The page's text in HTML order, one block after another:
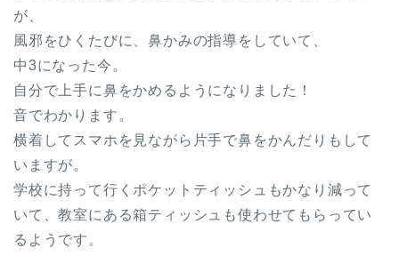
が、
風邪をひくたびに、鼻かみの指導をしていて、
中3になった今。
自分で上手に鼻をかめるようになりました！
音でわかります。
横着してスマホを見ながら片手で鼻をかんだりもして
いますが。
学校に持って行くポケットティッシュもかなり減って
いて、教室にある箱ティッシュも使わせてもらってい
るようです。